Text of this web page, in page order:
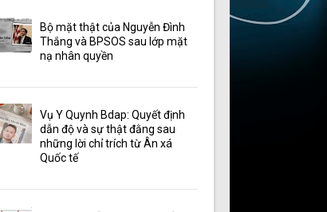
Bộ mặt thật của Nguyễn Đình
Thắng và BPSOS sau lớp mặt
nạ nhân quyền
Vụ Y Quynh Bdap: Quyết định
dẫn độ và sự thật đằng sau
những lời chỉ trích từ Ân xá
Quốc tế